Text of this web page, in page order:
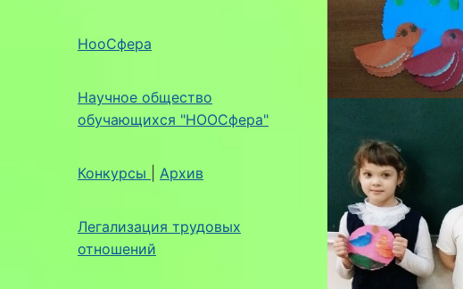
НооСфера
Научное общество
обучающихся "НООСфера"
Конкурсы Архив
Легализация трудовых
отношений